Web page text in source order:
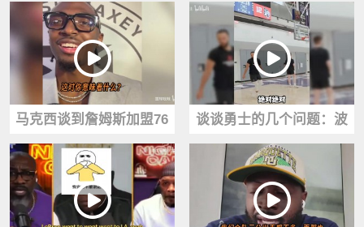
马克西谈到詹姆斯加盟76
人：过程远比外界想象的
简单
谈谈勇士的几个问题：波
杰的续约、最困难的部
分、克莱和德罗赞！